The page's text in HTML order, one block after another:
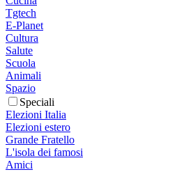
Tgtech
E-Planet
Cultura
Salute
Scuola
Animali
Spazio
Speciali
Elezioni Italia
Elezioni estero
Grande Fratello
L'isola dei famosi
Amici